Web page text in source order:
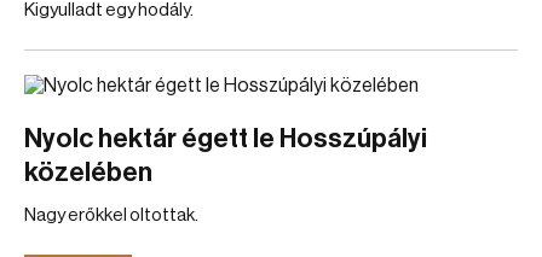
Kigyulladt egy hodály.
Nyolc hektár égett le Hosszúpályi
közelében
Nagy erőkkel oltottak.